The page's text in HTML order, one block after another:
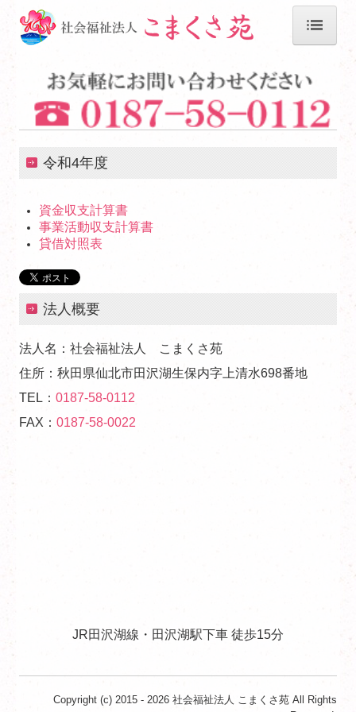
介護老人保健施設 田沢の郷
通所・訪問リハビリテーション
介護老人福祉施設 駒草の郷
料金案内
グループホーム 田沢の家1号館
アクセス
情報公開
法人概要
法人名：社会福祉法人 こまくさ苑
住所：秋田県仙北市田沢湖生保内字上清水698番地
TEL：0187-58-0112
FAX：0187-58-0022
JR田沢湖線・田沢湖駅下車 徒歩15分
令和4年度
資金収支計算書
事業活動収支計算書
貸借対照表
Copyright (c) 2015 - 2026 社会福祉法人 こまくさ苑 All Rights